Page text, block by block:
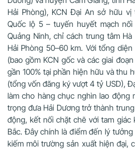
Hải Phòng), KCN Đại An sở hữu
Quốc lộ 5 – tuyến huyết mạch
Quảng Ninh, chỉ cách trung tâm
Hải Phòng 50–60 km. Với tổng
(bao gồm KCN gốc và các giai
gần 100% tại phần hiện hữu và thu
(tổng vốn đăng ký vượt 4 tỷ USD),
làm cho hàng chục nghìn lao động
trọng đưa Hải Dương trở thành
động, kết nối chặt chẽ với tam giác
Bắc. Đây chính là điểm đến lý
kiếm môi trường sản xuất hiện đại,